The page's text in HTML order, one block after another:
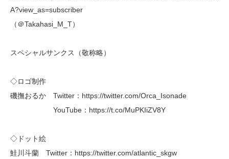
A?view_as=subscriber
（＠Takahasi_M_T）
スペシャルサンクス（敬称略）
◇ロゴ制作
磯撫おるか Twitter：https://twitter.com/Orca_Isonade
YouTube：https://t.co/MuPKIiZV8Y
◇ドット絵
鮭川斗蘭 Twitter：https://twitter.com/atlantic_skgw